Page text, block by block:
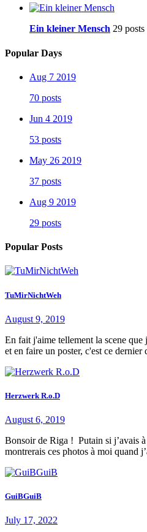
Ein kleiner Mensch 29 posts
Popular Days
Aug 7 2019
70 posts
Jun 4 2019
53 posts
May 26 2019
37 posts
Aug 9 2019
29 posts
Popular Posts
TuMirNichtWeh
August 9, 2019
En fait j'aime tellement la scene que
et en faire un poster, c'est ce
Herzwerk R.o.D
August 6, 2019
Bonsoir de Riga ! Putain si j’avais
montrerais ces photos à moi quand
GuiBGuiB
July 17, 2022